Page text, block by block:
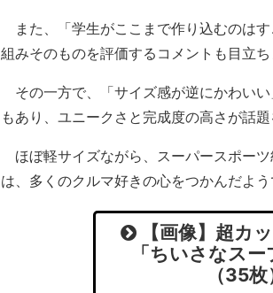
また、「学生がここまで作り込むのは
組みそのものを評価するコメントも目立ち
その一方で、「サイズ感が逆にかわい
もあり、ユニークさと完成度の高さが話題
ほぼ軽サイズながら、スーパースポー
は、多くのクルマ好きの心をつかんだよう
【画像】超カ
「ちいさなス
（35